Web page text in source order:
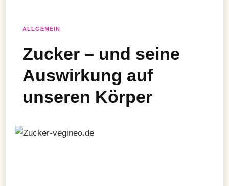
ALLGEMEIN
Zucker – und seine
Auswirkung auf
unseren Körper